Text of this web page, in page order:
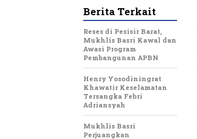
Berita Terkait
Reses di Pesisir Barat,
Mukhlis Basri Kawal dan
Awasi Program
Pembangunan APBN
Henry Yosodiningrat
Khawatir Keselamatan
Tersangka Febri
Adriansyah
Mukhlis Basri
Perjuangkan